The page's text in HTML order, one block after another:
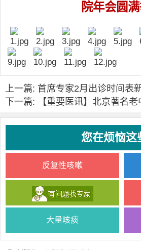
院年会圆
上一篇: 首席专家2月出诊时间表
下一篇: 【重要医讯】北京著名老
您在烦恼这
反复性咳嗽
大量咳痰